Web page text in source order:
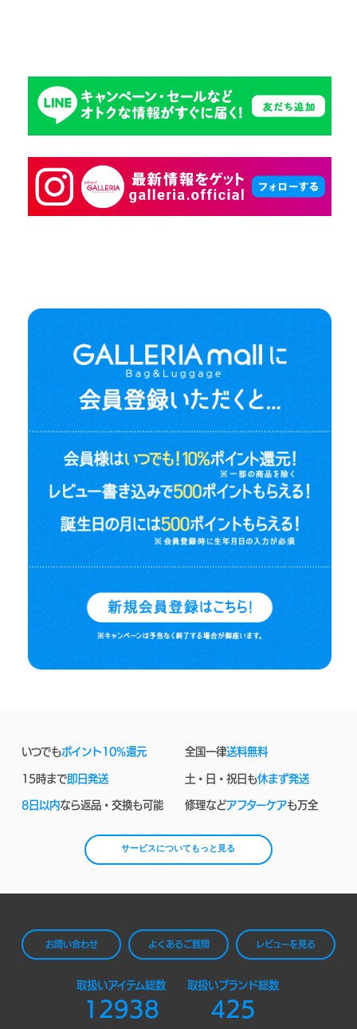
いつでもポイント10%還元 全国一律送料無料
15時まで即日発送 土・日・祝日も休まず発送
8日以内なら返品・交換も可能 修理などアフターケアも万全
サービスについてもっと見る
お問い合わせ よくあるご質問 レビューを見る
取扱いアイテム総数
12938
取扱いブランド総数
425